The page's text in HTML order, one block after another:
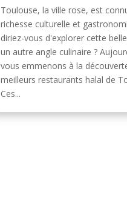
Toulouse, la ville rose, est
richesse culturelle et
diriez-vous d'explorer cette
un autre angle culinaire ?
vous emmenons à la
meilleurs restaurants halal de
Ces...